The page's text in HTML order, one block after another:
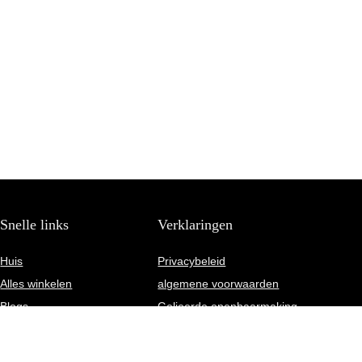
Snelle links
Huis
Alles winkelen
Blogs
Verklaringen
Privacybeleid
algemene voorwaarden
Gelieerde openbaarmaking